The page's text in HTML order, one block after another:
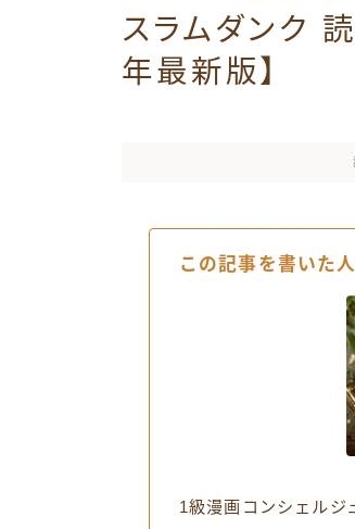
スラムダンク
年最新版】
この記事を書いた人
1級漫画コンシェルジ